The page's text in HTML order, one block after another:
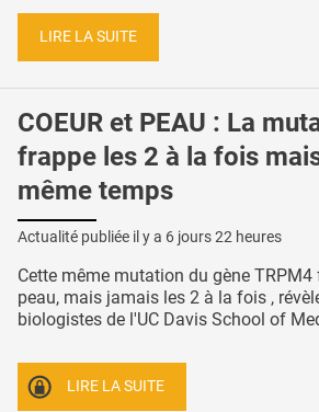
LIRE LA SUITE
COEUR et PEAU : La
frappe les 2 à la fois
même temps
Actualité publiée il y a 6 jours 22 heures
Cette même mutation du gène
peau, mais jamais les 2 à la fois ,
biologistes de l'UC Davis School of
LIRE LA SUITE